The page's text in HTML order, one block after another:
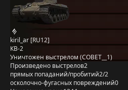
kiril_ar [RU12]
КВ-2
Уничтожен выстрелом (COBET__1)
Произведено выстрелов2
прямых попаданий/пробитий2/2
осколочно-фугасных повреждений0